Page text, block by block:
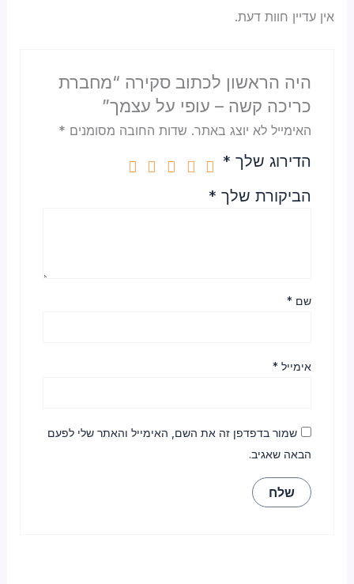
אין עדיין חוות דעת.
היה הראשון לכתוב סקירה “מחברת
כריכה קשה – עופי על עצמך”
האימייל לא יוצג באתר. שדות החובה מסומנים *
הדירוג שלך *
הביקורת שלך *
שם *
אימייל *
שמור בדפדפן זה את השם, האימייל והאתר שלי לפעם
הבאה שאגיב.